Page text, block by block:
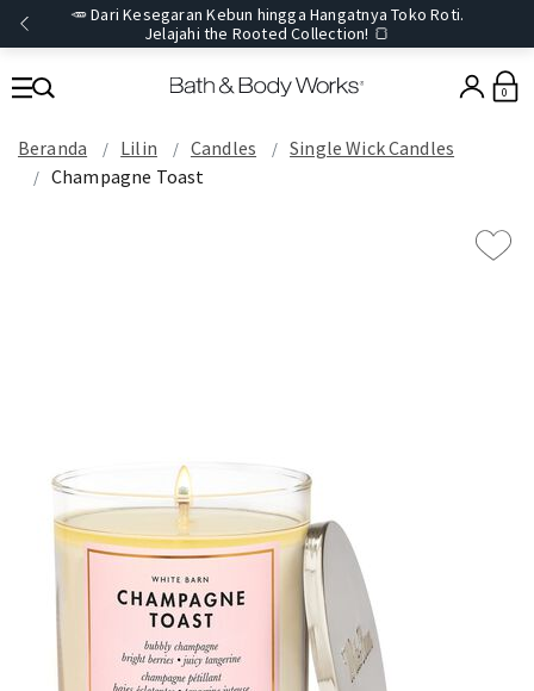
🥕 Dari Kesegaran Kebun hingga Hangatnya Toko Roti.
Jelajahi the Rooted Collection! 🍞
0
Beranda Lilin Candles
Single Wick Candles
Champagne Toast